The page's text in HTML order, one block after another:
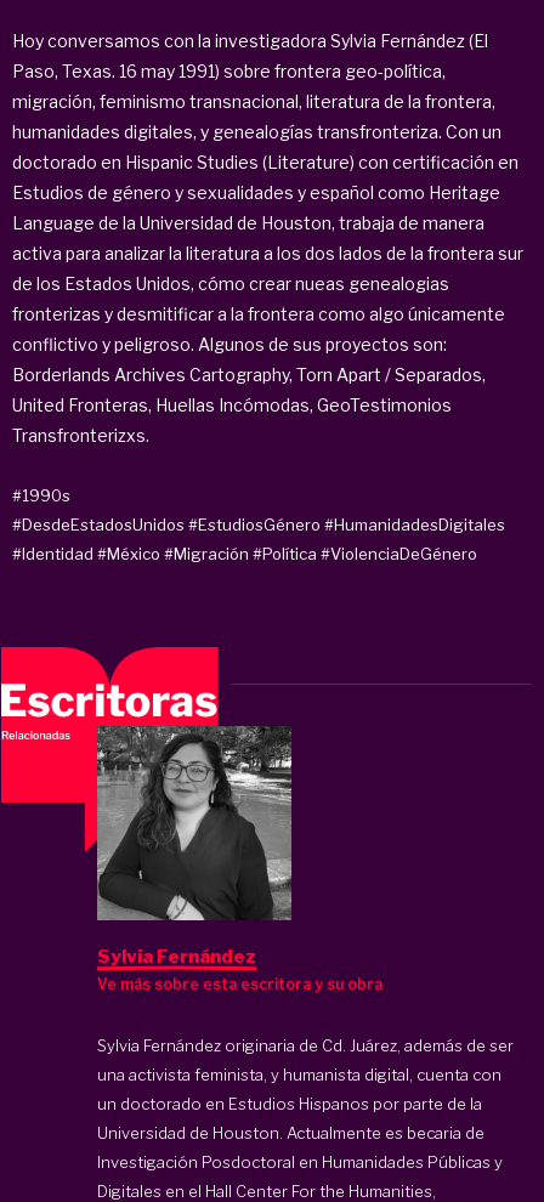
Hoy conversamos con la investigadora Sylvia Fernández (El
Paso, Texas. 16 may 1991) sobre frontera geo-política,
migración, feminismo transnacional, literatura de la frontera,
humanidades digitales, y genealogías transfronteriza. Con un
doctorado en Hispanic Studies (Literature) con certificación en
Estudios de género y sexualidades y español como Heritage
Language de la Universidad de Houston, trabaja de manera
activa para analizar la literatura a los dos lados de la frontera sur
de los Estados Unidos, cómo crear nueas genealogias
fronterizas y desmitificar a la frontera como algo únicamente
conflictivo y peligroso. Algunos de sus proyectos son:
Borderlands Archives Cartography, Torn Apart / Separados,
United Fronteras, Huellas Incómodas, GeoTestimonios
Transfronterizxs.
#1990s
#DesdeEstadosUnidos #EstudiosGénero #HumanidadesDigitales
#Identidad #México #Migración #Política #ViolenciaDeGénero
Sylvia Fernández
Ve más sobre esta escritora y su obra
Sylvia Fernández originaria de Cd. Juárez, además de ser
una activista feminista, y humanista digital, cuenta con
un doctorado en Estudios Hispanos por parte de la
Universidad de Houston. Actualmente es becaria de
Investigación Posdoctoral en Humanidades Públicas y
Digitales en el Hall Center For the Humanities,